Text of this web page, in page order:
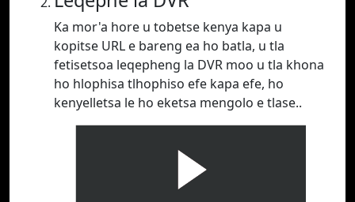
Ka mor'a hore u tobetse kenya kapa u
kopitse URL e bareng ea ho batla, u tla
fetisetsoa leqepheng la DVR moo u tla khona
ho hlophisa tlhophiso efe kapa efe, ho
kenyelletsa le ho eketsa mengolo e tlase..